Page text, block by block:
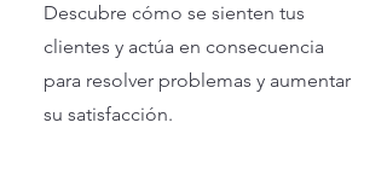
Descubre cómo se sienten tus
clientes y actúa en consecuencia
para resolver problemas y aumentar
su satisfacción.